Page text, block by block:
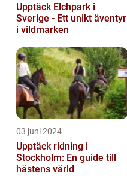
Upptäck Elchpark i
Sverige - Ett unikt äventyr
i vildmarken
03 juni 2024
Upptäck ridning i
Stockholm: En guide till
hästens värld